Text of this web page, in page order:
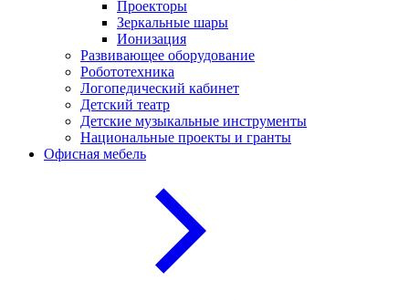
Проекторы
Зеркальные шары
Ионизация
Развивающее оборудование
Робототехника
Логопедический кабинет
Детский театр
Детские музыкальные инструменты
Национальные проекты и гранты
Офисная мебель